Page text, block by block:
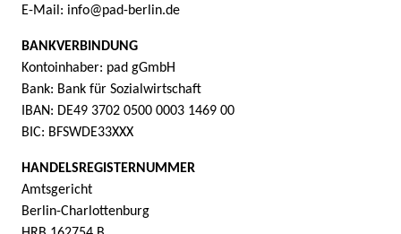
E-Mail: info@pad-berlin.de
BANKVERBINDUNG
Kontoinhaber: pad gGmbH
Bank: Bank für Sozialwirtschaft
IBAN: DE49 3702 0500 0003 1469 00
BIC: BFSWDE33XXX
HANDELSREGISTERNUMMER
Amtsgericht
Berlin-Charlottenburg